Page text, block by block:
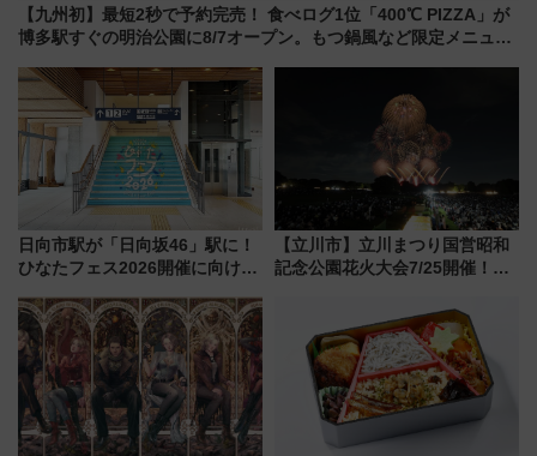
【九州初】最短2秒で予約完売！ 食べログ1位「400℃ PIZZA」が
博多駅すぐの明治公園に8/7オープン。もつ鍋風など限定メニュー
日向市駅が「日向坂46」駅に！
ひなたフェス2026開催に向けJR
全力応援 夜行列車「ドリーム
おひさま号」も走る
【立川市】立川まつり国営昭和
記念公園花火大会7/25開催！
混雑に要注意、その理由は